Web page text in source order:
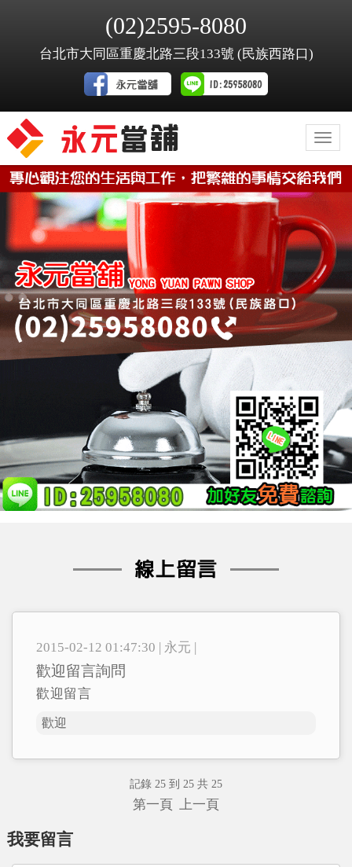
(02)2595-8080
台北市大同區重慶北路三段133號 (民族西路口)
2015-02-12 01:47:30 | 永元 |
歡迎留言詢問
歡迎留言
歡迎
記錄 25 到 25 共 25
第一頁 上一頁
我要留言